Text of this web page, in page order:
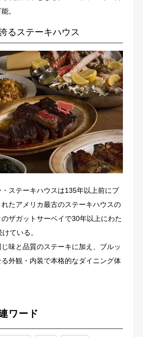
。
るステーキハウス
ステーキハウスは135年以上前にブ
たアメリカ最古のステーキハウスの
ザガットサーベイで30年以上にわた
ている。
味と品質のステーキに加え、ブルッ
外観・内装で本格的なダイニング体
ワード